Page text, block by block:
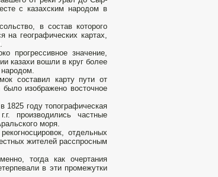
с казахским народом в
в состав которого
на географических картах,
прогрессивное значение,
казахи вошли в круг более
народом.
составил карту пути от
изображено восточное
году топографическая
производились частные
моря.
отдельных
жителей расспросным
тогда как очертания
в эти промежутки